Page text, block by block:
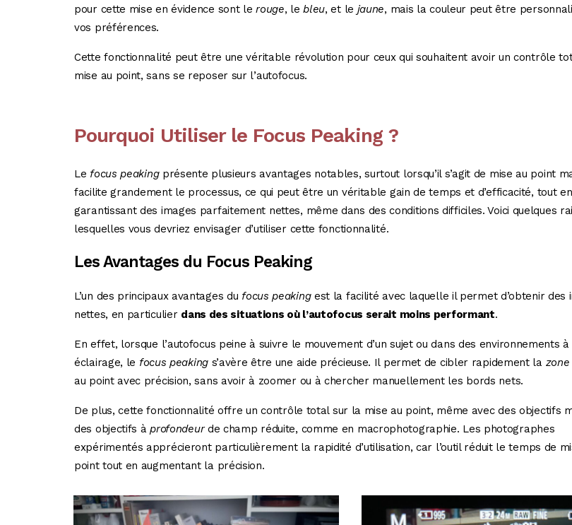
pour cette mise en évidence sont lerouge, lebleu, et le jaune, mais la couleur peut être
vos préférences.
Cette fonctionnalité peut être une véritable révolution pour ceux qui souhaitent avoir un contrôle
mise au point, sans se reposer sur l’autofocus.
Pourquoi Utiliser le Focus Peaking ?
Le focus peakingprésente plusieurs avantages notables, surtout lorsqu’il s’agit de mise au point
facilite grandement le processus, ce qui peut être un véritable gain de temps et d’efficacité, tout en
garantissant des images parfaitement nettes, même dans des conditions difficiles. Voici quelques
lesquelles vous devriez envisager d’utiliser cette fonctionnalité.
Les Avantages du Focus Peaking
L’un des principaux avantages du focus peakingest la facilité avec laquelle il permet d’obtenir des
nettes, en particulier dans des situations où l’autofocus serait moins performant.
En effet, lorsque l’autofocus peine à suivre le mouvement d’un sujet ou dans des environnements
éclairage, le focus peakings’avère être une aide précieuse. Il permet de cibler rapidement la zone
au point avec précision, sans avoir à zoomer ou à chercher manuellement les bords nets.
De plus, cette fonctionnalité offre un contrôle total sur la mise au point, même avec des objectifs
des objectifs àprofondeurde champ réduite, comme en macrophotographie. Les photographes
expérimentés apprécieront particulièrement la rapidité d’utilisation, car l’outil réduit le temps de
point tout en augmentant la précision.